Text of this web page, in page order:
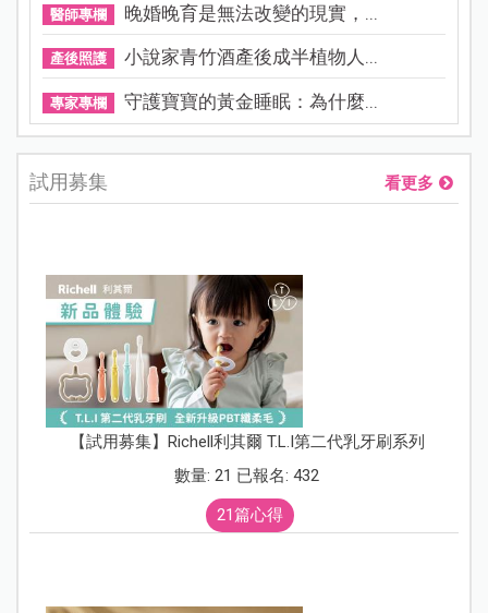
醫師專欄 晚婚晚育是無法改變的現實，...
產後照護 小說家青竹酒產後成半植物人...
專家專欄 守護寶寶的黃金睡眠：為什麼...
試用募集 看更多
【試用募集】Richell利其爾 T.L.I第二代乳牙刷系列
數量: 21 已報名: 432
21篇心得